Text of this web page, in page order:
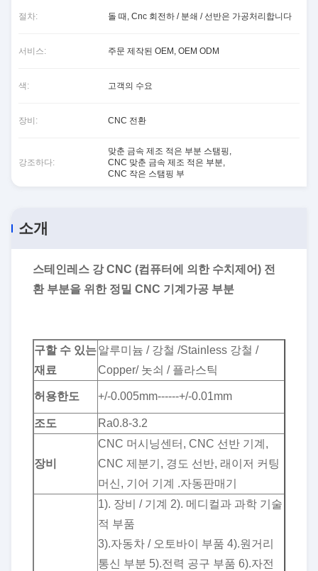
절차: 돌 때, Cnc 회전하 / 분쇄 / 선반은 가공처리합니다
서비스: 주문 제작된 OEM, OEM ODM
색: 고객의 수요
장비: CNC 전환
강조하다:
맞춘 금속 제조 적은 부분 스탬핑,
CNC 맞춘 금속 제조 적은 부분,
CNC 작은 스탬핑 부
소개
스테인레스 강 CNC (컴퓨터에 의한 수치제어) 전
환 부분을 위한 정밀 CNC 기계가공 부분
구할 수 있는
재료
알루미늄 / 강철 /Stainless 강철 /
Copper/ 놋쇠 / 플라스틱
허용한도 +/-0.005mm------+/-0.01mm
조도 Ra0.8-3.2
장비
CNC 머시닝센터, CNC 선반 기계,
CNC 제분기, 경도 선반, 래이저 커팅
머신, 기어 기계 .자동판매기
1). 장비 / 기계 2). 메디컬과 과학 기술
적 부품
3).자동차 / 오토바이 부품 4).원거리
통신 부분 5).전력 공구 부품 6).자전